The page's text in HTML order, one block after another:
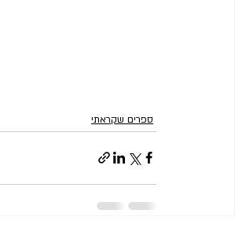
ספרים שקראתי